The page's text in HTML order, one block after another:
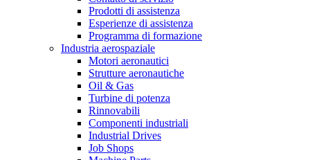
Prodotti di assistenza
Esperienze di assistenza
Programma di formazione
Industria aerospaziale
Motori aeronautici
Strutture aeronautiche
Oil & Gas
Turbine di potenza
Rinnovabili
Componenti industriali
Industrial Drives
Job Shops